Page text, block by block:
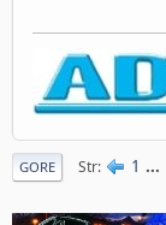
GORE Str 1 ...